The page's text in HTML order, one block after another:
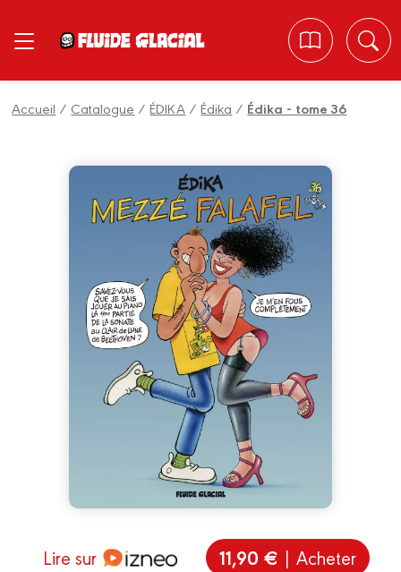
Accueil / Catalogue /ÉDIKA /Édika / Édika - tome 36
Lire sur 11,90 € | Acheter